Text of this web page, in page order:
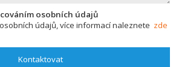
osobních údajů
údajů, více informací naleznete zde
Kontaktovat